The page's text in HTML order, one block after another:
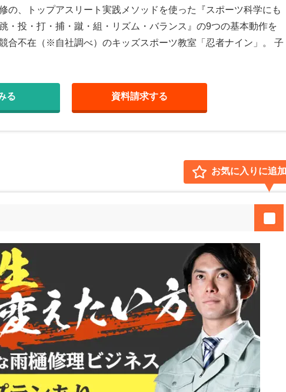
の、トップアスリート実践メソッドを使った『スポーツ科学にも
・投・打・捕・蹴・組・リズム・バランス』の9つの基本動作を
合不在（※自社調べ）のキッズスポーツ教室「忍者ナイン」。 子
る 資料請求する
お気に入りに追加